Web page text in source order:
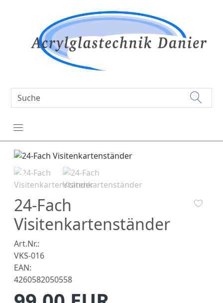
24-Fach
Visitenkartenständer
Art.Nr.:
VKS-016
EAN:
4260582050558